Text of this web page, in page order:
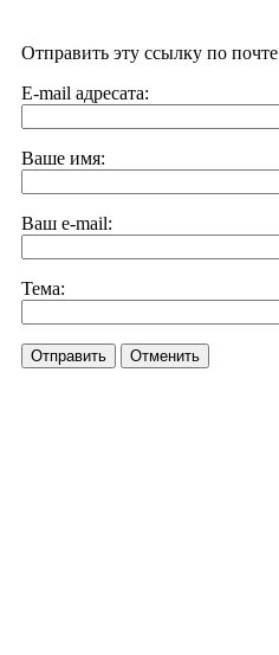
Отправить эту ссылку по почте
E-mail адресата:
Ваше имя:
Ваш e-mail:
Тема:
Отправить Отменить